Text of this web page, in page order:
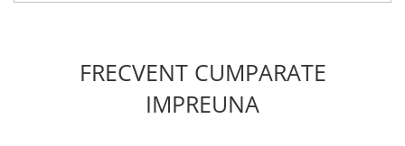
FRECVENT CUMPARATE
IMPREUNA